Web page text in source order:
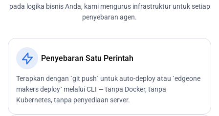
pada logika bisnis Anda, kami mengurus infrastruktur untuk setiap
penyebaran agen.
Penyebaran Satu Perintah
Terapkan dengan `git push` untuk auto-deploy atau `edgeone
makers deploy` melalui CLI — tanpa Docker, tanpa
Kubernetes, tanpa penyediaan server.